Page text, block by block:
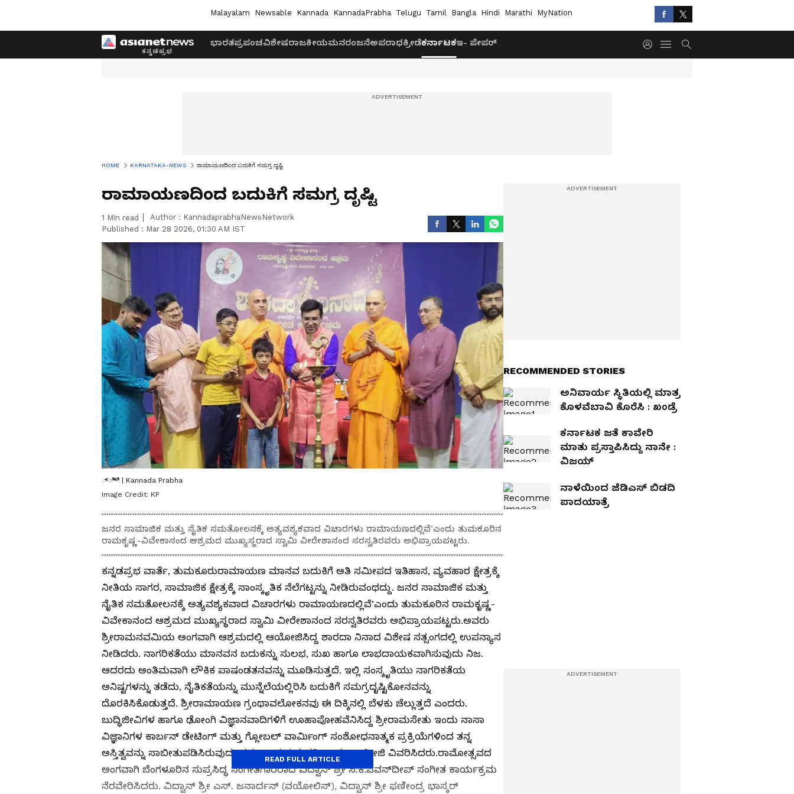
Malayalam Newsable Kannada KannadaPrabha Telugu Tamil Bangla Hindi Marathi MyNation
ಭಾರತಪ್ರಪಂಚವಿಶೇಷರಾಜಕೀಯಮನರಂಜನೆಅಪರಾಧಕ್ರೀಡೆಕರ್ನಾಟಕಇ- ಪೇಪರ್
HOME KARNATAKA-NEWS ರಾಮಾಯಣದಿಂದ ಬದುಕಿಗೆ ಸಮಗ್ರ ದೃಷ್ಟಿ
ರಾಮಾಯಣದಿಂದ ಬದುಕಿಗೆ ಸಮಗ್ರ ದೃಷ್ಟಿ
1 Min read Author : KannadaprabhaNewsNetwork
Published : Mar 28 2026, 01:30 AM IST
್ಿ್ಿ | Kannada Prabha
Image Credit: KP
ಜನರ ಸಾಮಾಜಿಕ ಮತ್ತು ನೈತಿಕ ಸಮತೋಲನಕ್ಕೆ ಅತ್ಯವಶ್ಯಕವಾದ ವಿಚಾರಗಳು ರಾಮಾಯಣದಲ್ಲಿವೆ’ಎಂದು ತುಮಕೂರಿನ
ರಾಮಕೃಷ್ಣ-ವಿವೇಕಾನಂದ ಆಶ್ರಮದ ಮುಖ್ಯಸ್ಥರಾದ ಸ್ವಾಮಿ ವೀರೇಶಾನಂದ ಸರಸ್ವತಿರವರು ಅಭಿಪ್ರಾಯಪಟ್ಟರು.
ಕನ್ನಡಪ್ರಭ ವಾರ್ತೆ, ತುಮಕೂರುರಾಮಾಯಣ ಮಾನವ ಬದುಕಿಗೆ ಅತಿ ಸಮೀಪದ ಇತಿಹಾಸ, ವ್ಯವಹಾರ ಕ್ಷೇತ್ರಕ್ಕೆ
ನೀತಿಯ ಸಾಗರ, ಸಾಮಾಜಿಕ ಕ್ಷೇತ್ರಕ್ಕೆ ಸಾಂಸ್ಕೃತಿಕ ನೆಲೆಗಟ್ಟನ್ನು ನೀಡಿರುವಂಥದ್ದು. ಜನರ ಸಾಮಾಜಿಕ ಮತ್ತು
ನೈತಿಕ ಸಮತೋಲನಕ್ಕೆ ಅತ್ಯವಶ್ಯಕವಾದ ವಿಚಾರಗಳು ರಾಮಾಯಣದಲ್ಲಿವೆ’ಎಂದು ತುಮಕೂರಿನ ರಾಮಕೃಷ್ಣ-
ವಿವೇಕಾನಂದ ಆಶ್ರಮದ ಮುಖ್ಯಸ್ಥರಾದ ಸ್ವಾಮಿ ವೀರೇಶಾನಂದ ಸರಸ್ವತಿರವರು ಅಭಿಪ್ರಾಯಪಟ್ಟರು.ಅವರು
ಶ್ರೀರಾಮನವಮಿಯ ಅಂಗವಾಗಿ ಆಶ್ರಮದಲ್ಲಿ ಆಯೋಜಿಸಿದ್ದ ಶಾರದಾ ನಿನಾದ ವಿಶೇಷ ಸತ್ಸಂಗದಲ್ಲಿ ಉಪನ್ಯಾಸ
ನೀಡಿದರು. ನಾಗರಿಕತೆಯು ಮಾನವನ ಬದುಕನ್ನು ಸುಲಭ, ಸುಖ ಹಾಗೂ ಲಾಭದಾಯಕವಾಗಿಸುವುದು ನಿಜ.
ಆದರದು ಅಂತಿಮವಾಗಿ ಲೌಕಿಕ ಪಾಷಂಡತನವನ್ನು ಮೂಡಿಸುತ್ತದೆ. ಇಲ್ಲಿ ಸಂಸ್ಕೃತಿಯು ನಾಗರಿಕತೆಯ
ಅನಿಷ್ಟಗಳನ್ನು ತಡೆದು, ನೈತಿಕತೆಯನ್ನು ಮುನ್ನೆಲೆಯಲ್ಲಿರಿಸಿ ಬದುಕಿಗೆ ಸಮಗ್ರದೃಷ್ಟಿಕೋನವನ್ನು
ದೊರಕಿಸಿಕೊಡುತ್ತದೆ. ಶ್ರೀರಾಮಾಯಣ ಗ್ರಂಥಾವಲೋಕನವು ಈ ದಿಕ್ಕಿನಲ್ಲಿ ಬೆಳಕು ಚೆಲ್ಲುತ್ತದೆ ಎಂದರು.
ಬುದ್ಧಿಜೀವಿಗಳ ಹಾಗೂ ಢೋಂಗಿ ವಿಜ್ಞಾನವಾದಿಗಳಿಗೆ ಊಹಾಪೋಹವೆನಿಸಿದ್ದ ಶ್ರೀರಾಮಸೇತು ಇಂದು ನಾಸಾ
ವಿಜ್ಞಾನಿಗಳ ಕಾರ್ಬನ್‌ ಡೇಟಿಂಗ್ ಮತ್ತು ಗ್ಲೋಬಲ್ ವಾರ್ಮಿಂಗ್ ಸಂಶೋಧನಾತ್ಮಕ ಪ್ರಕ್ರಿಯೆಗಳಿಂದ ತನ್ನ
ಅಸ್ತಿತ್ವವನ್ನು ಸಾಬೀತುಪಡಿಸಿರುವುದು ಹರ್ಷದಾಯಕ ಸಂಗತಿ ಎಂದು ಸ್ವಾಮೀಜಿ ವಿವರಿಸಿದರು.ರಾಮೋತ್ಸವದ
ಅಂಗವಾಗಿ ಬೆಂಗಳೂರಿನ ಸುಪ್ರಸಿದ್ಧ ಸಂಗೀತಗಾರರಾದ ವಿದ್ವಾನ್ ಶ್ರೀ ಸಿ.ಕೆ.ಪವನ್‌ದೀಪ್‌ ಸಂಗೀತ ಕಾರ್ಯಕ್ರಮ
ನೆರವೇರಿಸಿದರು. ವಿದ್ವಾನ್ ಶ್ರೀ ಎಸ್. ಜನಾರ್ದನ್ (ವಯೋಲಿನ್), ವಿದ್ವಾನ್ ಶ್ರೀ ಫಣೀಂದ್ರ ಭಾಸ್ಕರ್
READ FULL ARTICLE
RECOMMENDED STORIES
ಅನಿವಾರ್ಯ ಸ್ಥಿತಿಯಲ್ಲಿ ಮಾತ್ರ
ಕೊಳವೆಬಾವಿ ಕೊರೆಸಿ : ಖಂಡ್ರೆ
ಕರ್ನಾಟಕ ಜತೆ ಕಾವೇರಿ
ಮಾತು ಪ್ರಸ್ತಾಪಿಸಿದ್ದು ನಾನೇ :
ವಿಜಯ್‌
ನಾಳೆಯಿಂದ ಜೆಡಿಎಸ್‌ ಬಿಡದಿ
ಪಾದಯಾತ್ರೆ